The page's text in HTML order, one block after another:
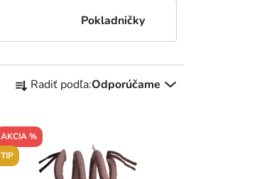
Pokladničky
R
a
e
n
i
Radiť podľa:Odporúčame
AKCIA %
TIP